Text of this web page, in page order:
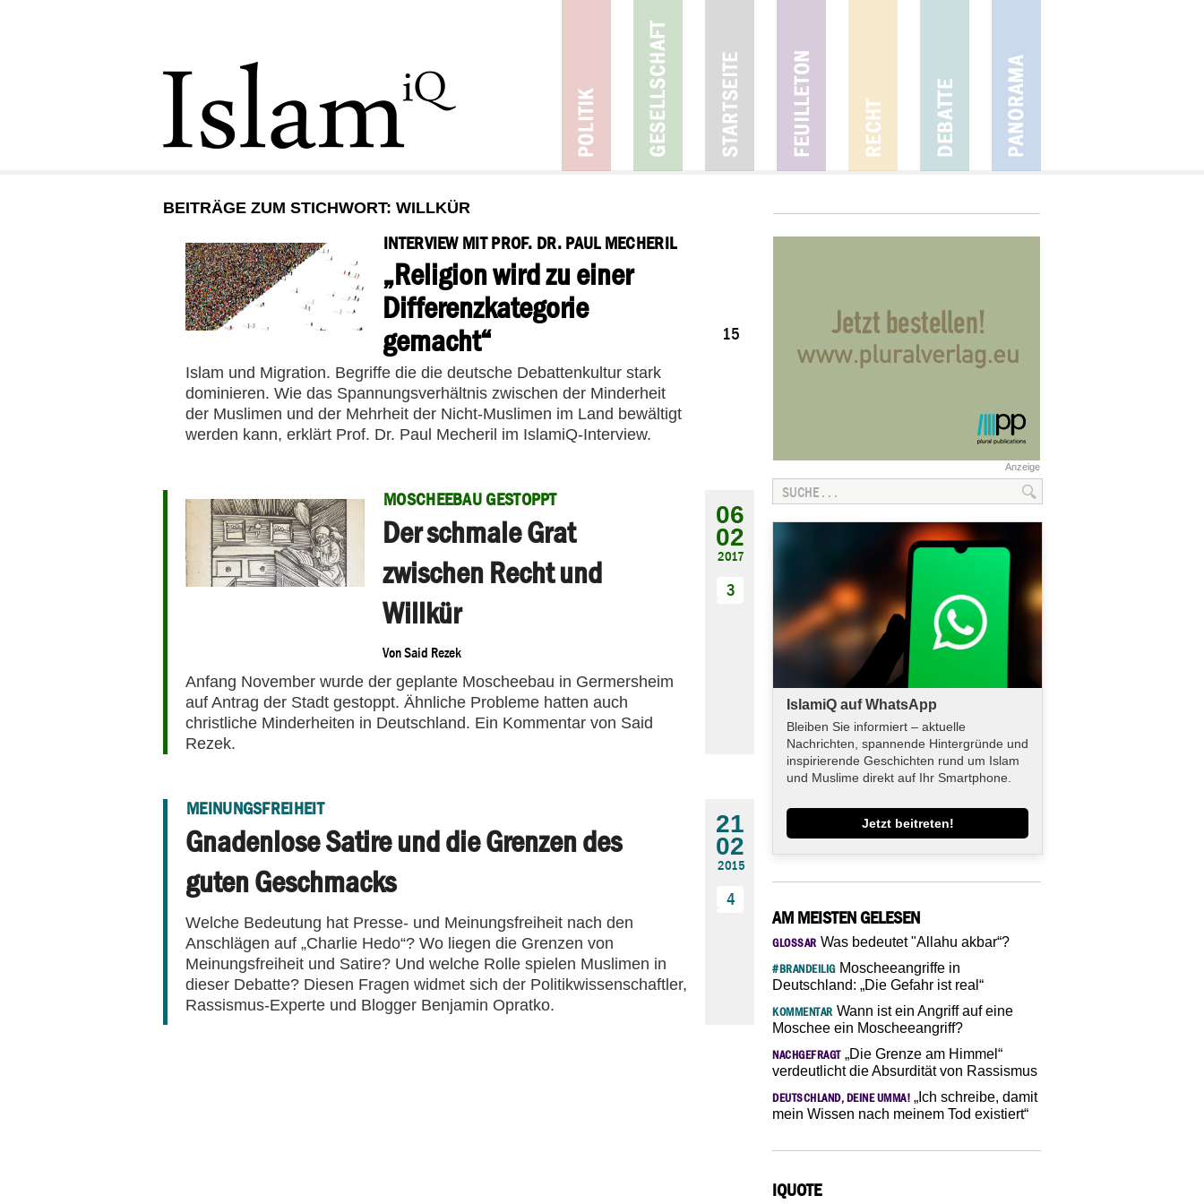
BEITRÄGE ZUM STICHWORT: WILLKÜR
INTERVIEW MIT PROF. DR. PAUL MECHERIL
„Religion wird zu einer
Differenzkategorie
gemacht“
Islam und Migration. Begriffe die die deutsche Debattenkultur stark
dominieren. Wie das Spannungsverhältnis zwischen der Minderheit
der Muslimen und der Mehrheit der Nicht-Muslimen im Land bewältigt
werden kann, erklärt Prof. Dr. Paul Mecheril im IslamiQ-Interview.
15
MOSCHEEBAU GESTOPPT
Der schmale Grat
zwischen Recht und
Willkür
VonSaid Rezek
Anfang November wurde der geplante Moscheebau in Germersheim
auf Antrag der Stadt gestoppt. Ähnliche Probleme hatten auch
christliche Minderheiten in Deutschland. Ein Kommentar von Said
Rezek.
06
02
2017
3
MEINUNGSFREIHEIT
Gnadenlose Satire und die Grenzen des
guten Geschmacks
Welche Bedeutung hat Presse- und Meinungsfreiheit nach den
Anschlägen auf „Charlie Hedo“? Wo liegen die Grenzen von
Meinungsfreiheit und Satire? Und welche Rolle spielen Muslimen in
dieser Debatte? Diesen Fragen widmet sich der Politikwissenschaftler,
Rassismus-Experte und Blogger Benjamin Opratko.
21
02
2015
4
Anzeige
IslamiQ auf WhatsApp
Bleiben Sie informiert – aktuelle
Nachrichten, spannende Hintergründe und
inspirierende Geschichten rund um Islam
und Muslime direkt auf Ihr Smartphone.
Jetzt beitreten!
AM MEISTEN GELESEN
GLOSSAR Was bedeutet "Allahu akbar“?
#BRANDEILIGMoscheeangriffe in
Deutschland: „Die Gefahr ist real“
KOMMENTAR Wann ist ein Angriff auf eine
Moschee ein Moscheeangriff?
NACHGEFRAGT„Die Grenze am Himmel“
verdeutlicht die Absurdität von Rassismus
DEUTSCHLAND, DEINE UMMA! „Ich schreibe, damit
mein Wissen nach meinem Tod existiert“
IQUOTE